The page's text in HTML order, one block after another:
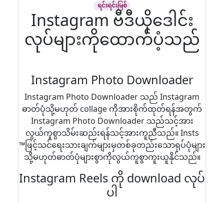
ရင်းရင်းမြစ်
Instagram ဗီဒီယိုဒေါင်း
လုပ်များကိုထောက်ပံ့သည်
Instagram Photo Downloader
Instagram Photo Downloader သည် Instagram
ဓာတ်ပုံသို့မဟုတ် collage ကိုအားစိုက်ထုတ်ရန်အတွက်
Instagram Photo Downloader သည်သင့်အား
လွယ်ကူစွာသိမ်းဆည်းရန်သင့်အားကူညီသည်။ Insts
™ဖြင့်သင်ရေးသားချက်များမှတစ်ခုတည်းသောရုပ်ပုံများ
သို့မဟုတ်ဓာတ်ပုံများစွာကိုလွယ်ကူစွာကူးယူနိုင်သည်။
Instagram Reels ကို download လုပ်
ပါ